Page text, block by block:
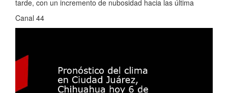
tarde, con un incremento de nubosidad hacia las última
Canal 44